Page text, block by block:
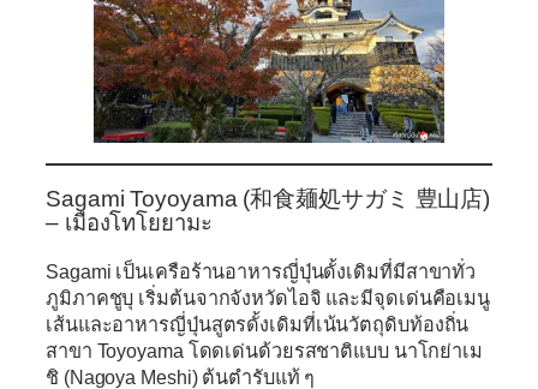
Sagami Toyoyama (和食麺処サガミ 豊山店)
– เมืองโทโยยามะ
Sagami เป็นเครือร้านอาหารญี่ปุ่นดั้งเดิมที่มีสาขาทั่ว
ภูมิภาคชูบุ เริ่มต้นจากจังหวัดไอจิ และมีจุดเด่นคือเมนู
เส้นและอาหารญี่ปุ่นสูตรดั้งเดิมที่เน้นวัตถุดิบท้องถิ่น
สาขา Toyoyama โดดเด่นด้วยรสชาติแบบ นาโกย่าเม
ชิ (Nagoya Meshi) ต้นตำรับแท้ ๆ